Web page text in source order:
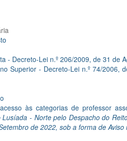
- Decreto-Lei n.º 206/2009, de 31 de
Superior - Decreto-Lei n.º 74/2006,
às categorias de professor
- Norte pelo Despacho do
de 2022, sob a forma de